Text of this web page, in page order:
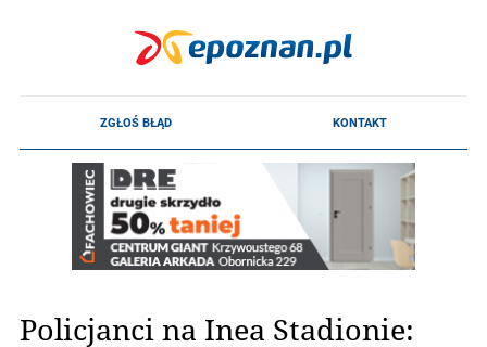
Policjanci na Inea Stadionie: